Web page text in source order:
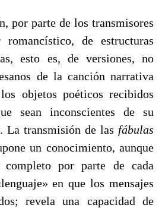
parte de los transmisores
romancístico, de estructuras
esto es, de versiones, no
de la canción narrativa
objetos poéticos recibidos
sean inconscientes de su
La transmisión de las fábulas
un conocimiento, aunque
completo por parte de cada
en que los mensajes
revela una capacidad de